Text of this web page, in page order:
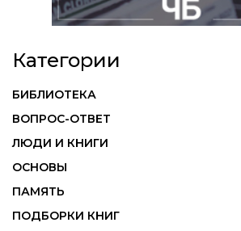
Категории
БИБЛИОТЕКА
ВОПРОС-ОТВЕТ
ЛЮДИ И КНИГИ
ОСНОВЫ
ПАМЯТЬ
ПОДБОРКИ КНИГ